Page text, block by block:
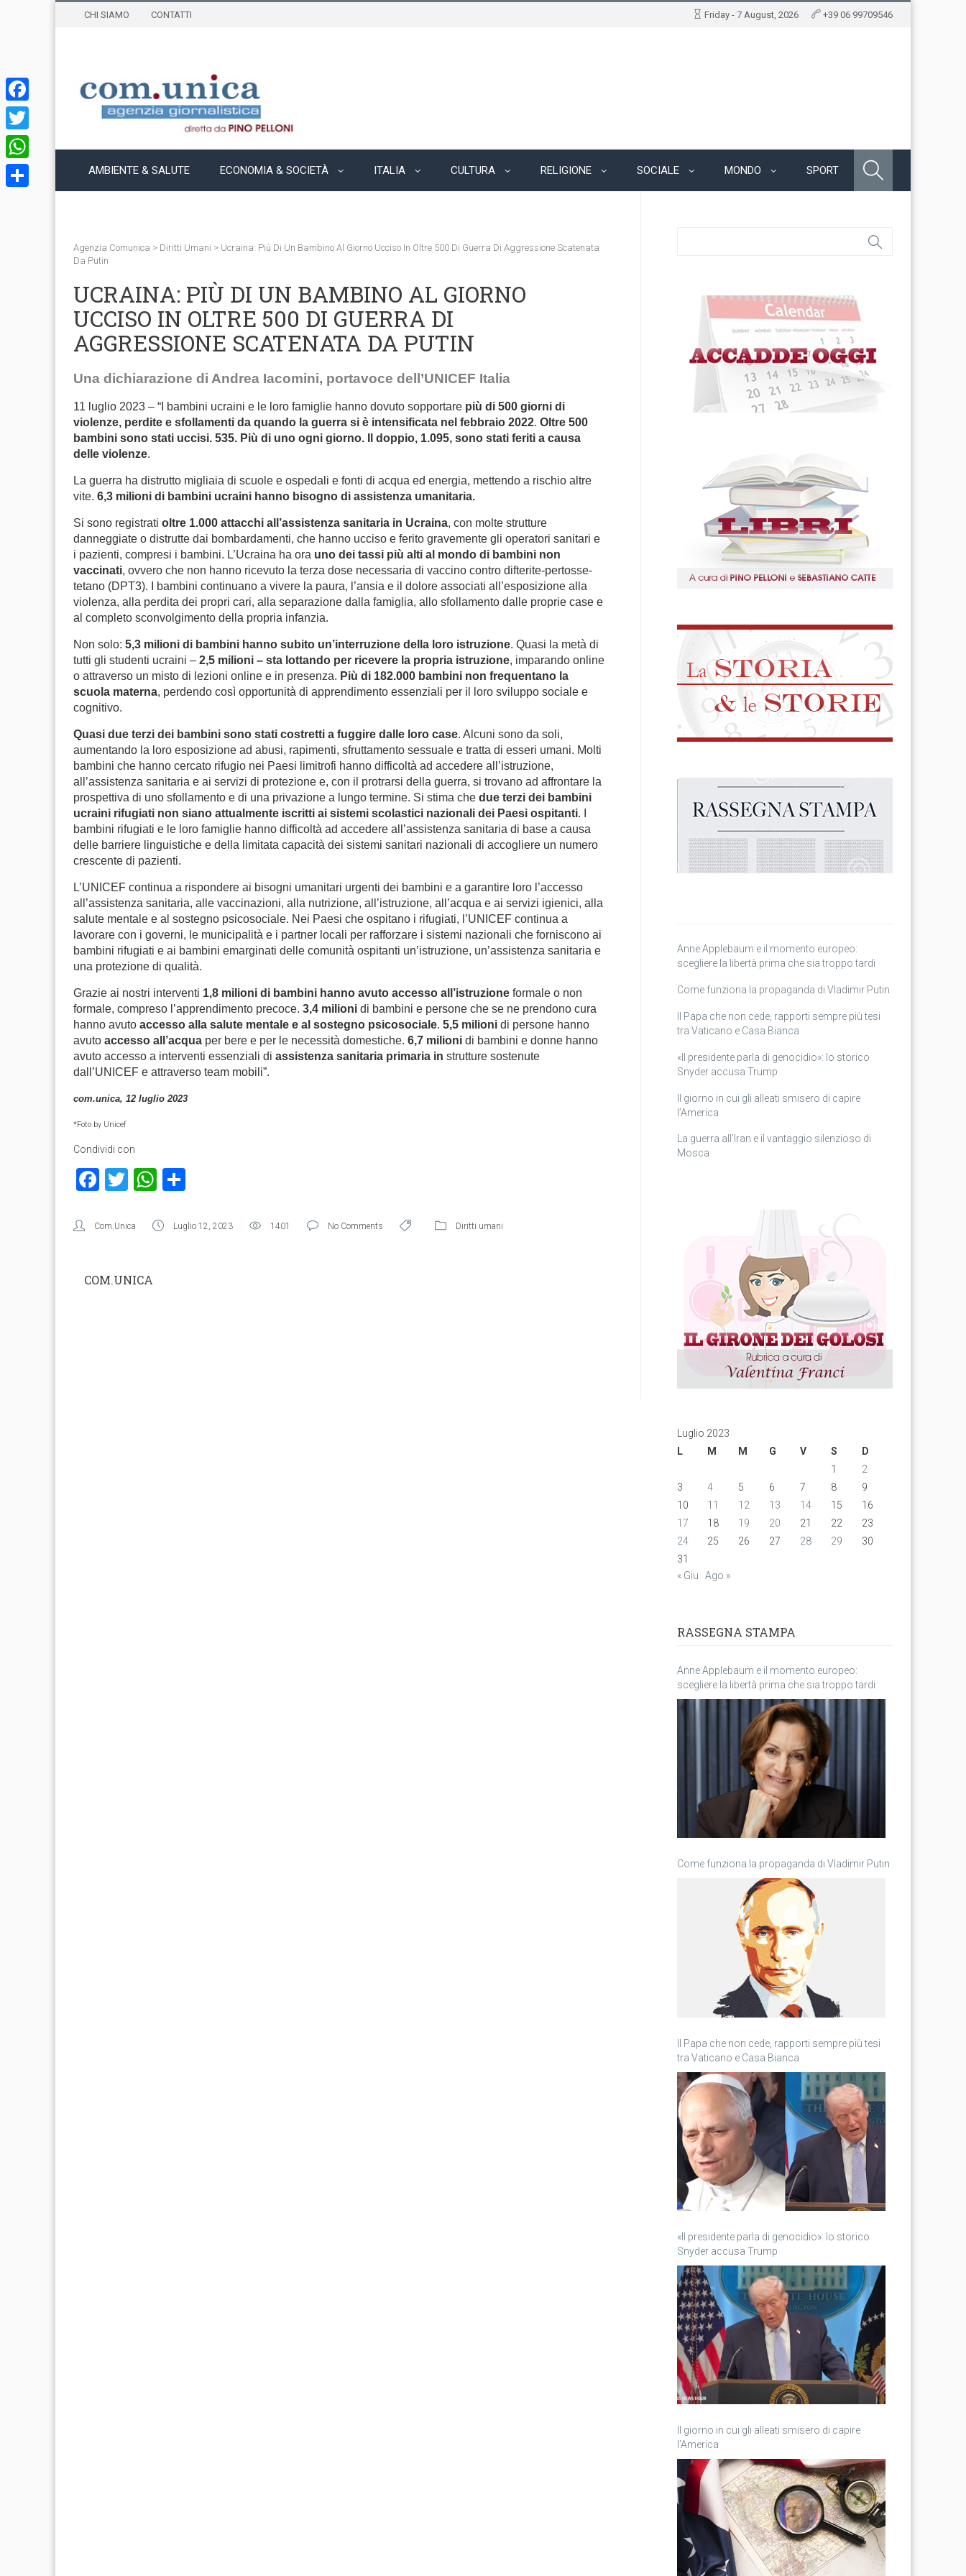
CHI SIAMO CONTATTI Friday - 7 August, 2026 +39 06 99709546
AMBIENTE & SALUTE ECONOMIA & SOCIETÀ ITALIA CULTURA RELIGIONE SOCIALE MONDO SPORT
Agenzia Comunica > Diritti Umani > Ucraina: Più Di Un Bambino Al Giorno Ucciso In Oltre 500 Di Guerra Di Aggressione Scatenata
Da Putin
UCRAINA: PIÙ DI UN BAMBINO AL GIORNO
UCCISO IN OLTRE 500 DI GUERRA DI
AGGRESSIONE SCATENATA DA PUTIN
Una dichiarazione di Andrea Iacomini, portavoce dell’UNICEF Italia
11 luglio 2023 – “I bambini ucraini e le loro famiglie hanno dovuto sopportare più di 500 giorni di
violenze, perdite e sfollamenti da quando la guerra si è intensificata nel febbraio 2022. Oltre 500
bambini sono stati uccisi. 535. Più di uno ogni giorno. Il doppio, 1.095, sono stati feriti a causa
delle violenze.
La guerra ha distrutto migliaia di scuole e ospedali e fonti di acqua ed energia, mettendo a rischio altre
vite. 6,3 milioni di bambini ucraini hanno bisogno di assistenza umanitaria.
Si sono registrati oltre 1.000 attacchi all’assistenza sanitaria in Ucraina, con molte strutture
danneggiate o distrutte dai bombardamenti, che hanno ucciso e ferito gravemente gli operatori sanitari e
i pazienti, compresi i bambini. L’Ucraina ha ora uno dei tassi più alti al mondo di bambini non
vaccinati, ovvero che non hanno ricevuto la terza dose necessaria di vaccino contro difterite-pertosse-
tetano (DPT3). I bambini continuano a vivere la paura, l’ansia e il dolore associati all’esposizione alla
violenza, alla perdita dei propri cari, alla separazione dalla famiglia, allo sfollamento dalle proprie case e
al completo sconvolgimento della propria infanzia.
Non solo: 5,3 milioni di bambini hanno subito un’interruzione della loro istruzione. Quasi la metà di
tutti gli studenti ucraini – 2,5 milioni – sta lottando per ricevere la propria istruzione, imparando online
o attraverso un misto di lezioni online e in presenza. Più di 182.000 bambini non frequentano la
scuola materna, perdendo così opportunità di apprendimento essenziali per il loro sviluppo sociale e
cognitivo.
Quasi due terzi dei bambini sono stati costretti a fuggire dalle loro case. Alcuni sono da soli,
aumentando la loro esposizione ad abusi, rapimenti, sfruttamento sessuale e tratta di esseri umani. Molti
bambini che hanno cercato rifugio nei Paesi limitrofi hanno difficoltà ad accedere all’istruzione,
all’assistenza sanitaria e ai servizi di protezione e, con il protrarsi della guerra, si trovano ad affrontare la
prospettiva di uno sfollamento e di una privazione a lungo termine. Si stima che due terzi dei bambini
ucraini rifugiati non siano attualmente iscritti ai sistemi scolastici nazionali dei Paesi ospitanti. I
bambini rifugiati e le loro famiglie hanno difficoltà ad accedere all’assistenza sanitaria di base a causa
delle barriere linguistiche e della limitata capacità dei sistemi sanitari nazionali di accogliere un numero
crescente di pazienti.
L’UNICEF continua a rispondere ai bisogni umanitari urgenti dei bambini e a garantire loro l’accesso
all’assistenza sanitaria, alle vaccinazioni, alla nutrizione, all’istruzione, all’acqua e ai servizi igienici, alla
salute mentale e al sostegno psicosociale. Nei Paesi che ospitano i rifugiati, l’UNICEF continua a
lavorare con i governi, le municipalità e i partner locali per rafforzare i sistemi nazionali che forniscono ai
bambini rifugiati e ai bambini emarginati delle comunità ospitanti un’istruzione, un’assistenza sanitaria e
una protezione di qualità.
Grazie ai nostri interventi 1,8 milioni di bambini hanno avuto accesso all’istruzione formale o non
formale, compreso l’apprendimento precoce. 3,4 milioni di bambini e persone che se ne prendono cura
hanno avuto accesso alla salute mentale e al sostegno psicosociale. 5,5 milioni di persone hanno
avuto accesso all’acqua per bere e per le necessità domestiche. 6,7 milioni di bambini e donne hanno
avuto accesso a interventi essenziali di assistenza sanitaria primaria in strutture sostenute
dall’UNICEF e attraverso team mobili”.
com.unica, 12 luglio 2023
*Foto by Unicef
Condividi con
Facebook
TwitterWhatsApp
Com.Unica Luglio 12, 2023 1401 No Comments Diritti umani
COM.UNICA
Anne Applebaum e il momento europeo:
scegliere la libertà prima che sia troppo tardi
Come funziona la propaganda di Vladimir Putin
Il Papa che non cede, rapporti sempre più tesi
tra Vaticano e Casa Bianca
«Il presidente parla di genocidio»: lo storico
Snyder accusa Trump
Il giorno in cui gli alleati smisero di capire
l’America
La guerra all’Iran e il vantaggio silenzioso di
Mosca
Luglio 2023
L
M M G V S
D
1
2
3
4 5 6 7 8
9
10
11 12 13 14 15
16
17
18 19 20 21 22
23
24
25 26 27 28 29
30
31
« Giu
Ago »
RASSEGNA STAMPA
Anne Applebaum e il momento europeo:
scegliere la libertà prima che sia troppo tardi
Come funziona la propaganda di Vladimir Putin
Il Papa che non cede, rapporti sempre più tesi
tra Vaticano e Casa Bianca
«Il presidente parla di genocidio»: lo storico
Snyder accusa Trump
Il giorno in cui gli alleati smisero di capire
l’America
Facebook
Twitter
WhatsApp